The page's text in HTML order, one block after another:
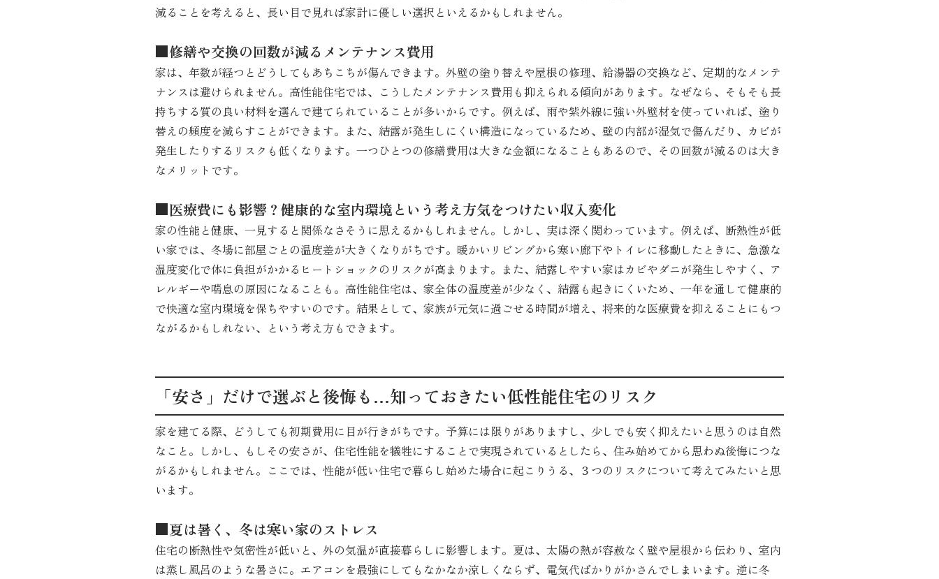
減ることを考えると、長い目で見れば家計に優しい選択といえるかもしれません。
■修繕や交換の回数が減るメンテナンス費用
家は、年数が経つとどうしてもあちこちが傷んできます。外壁の塗り替えや屋根の修理、給湯器の交換など、定期的なメンテ
ナンスは避けられません。高性能住宅では、こうしたメンテナンス費用も抑えられる傾向があります。なぜなら、そもそも長
持ちする質の良い材料を選んで建てられていることが多いからです。例えば、雨や紫外線に強い外壁材を使っていれば、塗り
替えの頻度を減らすことができます。また、結露が発生しにくい構造になっているため、壁の内部が湿気で傷んだり、カビが
発生したりするリスクも低くなります。一つひとつの修繕費用は大きな金額になることもあるので、その回数が減るのは大き
なメリットです。
■医療費にも影響？健康的な室内環境という考え方気をつけたい収入変化
家の性能と健康、一見すると関係なさそうに思えるかもしれません。しかし、実は深く関わっています。例えば、断熱性が低
い家では、冬場に部屋ごとの温度差が大きくなりがちです。暖かいリビングから寒い廊下やトイレに移動したときに、急激な
温度変化で体に負担がかかるヒートショックのリスクが高まります。また、結露しやすい家はカビやダニが発生しやすく、ア
レルギーや喘息の原因になることも。高性能住宅は、家全体の温度差が少なく、結露も起きにくいため、一年を通して健康的
で快適な室内環境を保ちやすいのです。結果として、家族が元気に過ごせる時間が増え、将来的な医療費を抑えることにもつ
ながるかもしれない、という考え方もできます。
「安さ」だけで選ぶと後悔も…知っておきたい低性能住宅のリスク
家を建てる際、どうしても初期費用に目が行きがちです。予算には限りがありますし、少しでも安く抑えたいと思うのは自然
なこと。しかし、もしその安さが、住宅性能を犠牲にすることで実現されているとしたら、住み始めてから思わぬ後悔につな
がるかもしれません。ここでは、性能が低い住宅で暮らし始めた場合に起こりうる、３つのリスクについて考えてみたいと思
います。
■夏は暑く、冬は寒い家のストレス
住宅の断熱性や気密性が低いと、外の気温が直接暮らしに影響します。夏は、太陽の熱が容赦なく壁や屋根から伝わり、室内
は蒸し風呂のような暑さに。エアコンを最強にしてもなかなか涼しくならず、電気代ばかりがかさんでしまいます。逆に冬